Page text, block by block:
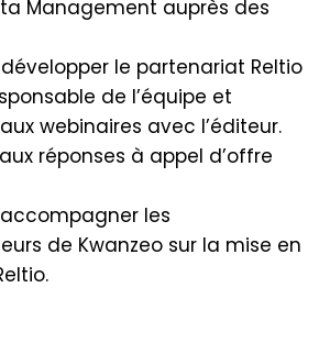
Management auprès des
le partenariat Reltio
de l’équipe et
webinaires avec l’éditeur.
réponses à appel d’offre
les
de Kwanzeo sur la mise en